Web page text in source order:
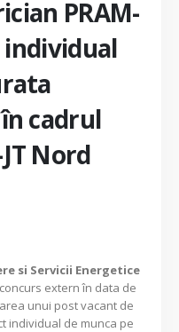
PRAM-
individual
cadrul
Nord
si Servicii Energetice
extern în data de
unui post vacant de
individual de munca pe